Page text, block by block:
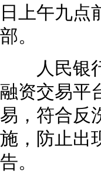
日上午九点
部。
人民银行
融资交易平
易，符合反
施，防止出
告。